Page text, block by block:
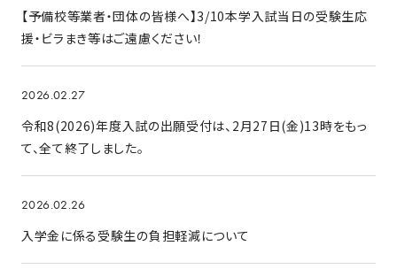
【予備校等業者・団体の皆様へ】3/10本学入試当日の受験生応
援・ビラまき等はご遠慮ください！
2026.02.27
令和8(2026)年度入試の出願受付は、2月27日(金)13時をもっ
て、全て終了しました。
2026.02.26
入学金に係る受験生の負担軽減について